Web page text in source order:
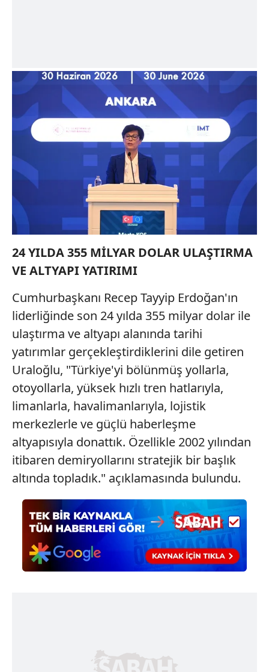
24 YILDA 355 MİLYAR DOLAR ULAŞTIRMA
VE ALTYAPI YATIRIMI
Cumhurbaşkanı Recep Tayyip Erdoğan'ın
liderliğinde son 24 yılda 355 milyar dolar ile
ulaştırma ve altyapı alanında tarihi
yatırımlar gerçekleştirdiklerini dile getiren
Uraloğlu, "Türkiye'yi bölünmüş yollarla,
otoyollarla, yüksek hızlı tren hatlarıyla,
limanlarla, havalimanlarıyla, lojistik
merkezlerle ve güçlü haberleşme
altyapısıyla donattık. Özellikle 2002 yılından
itibaren demiryollarını stratejik bir başlık
altında topladık." açıklamasında bulundu.